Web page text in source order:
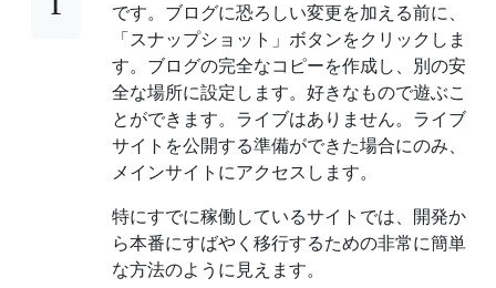
です。ブログに恐ろしい変更を加える前に、
「スナップショット」ボタンをクリックしま
す。ブログの完全なコピーを作成し、別の安
全な場所に設定します。好きなもので遊ぶこ
とができます。ライブはありません。ライブ
サイトを公開する準備ができた場合にのみ、
メインサイトにアクセスします。
特にすでに稼働しているサイトでは、開発か
ら本番にすばやく移行するための非常に簡単
な方法のように見えます。